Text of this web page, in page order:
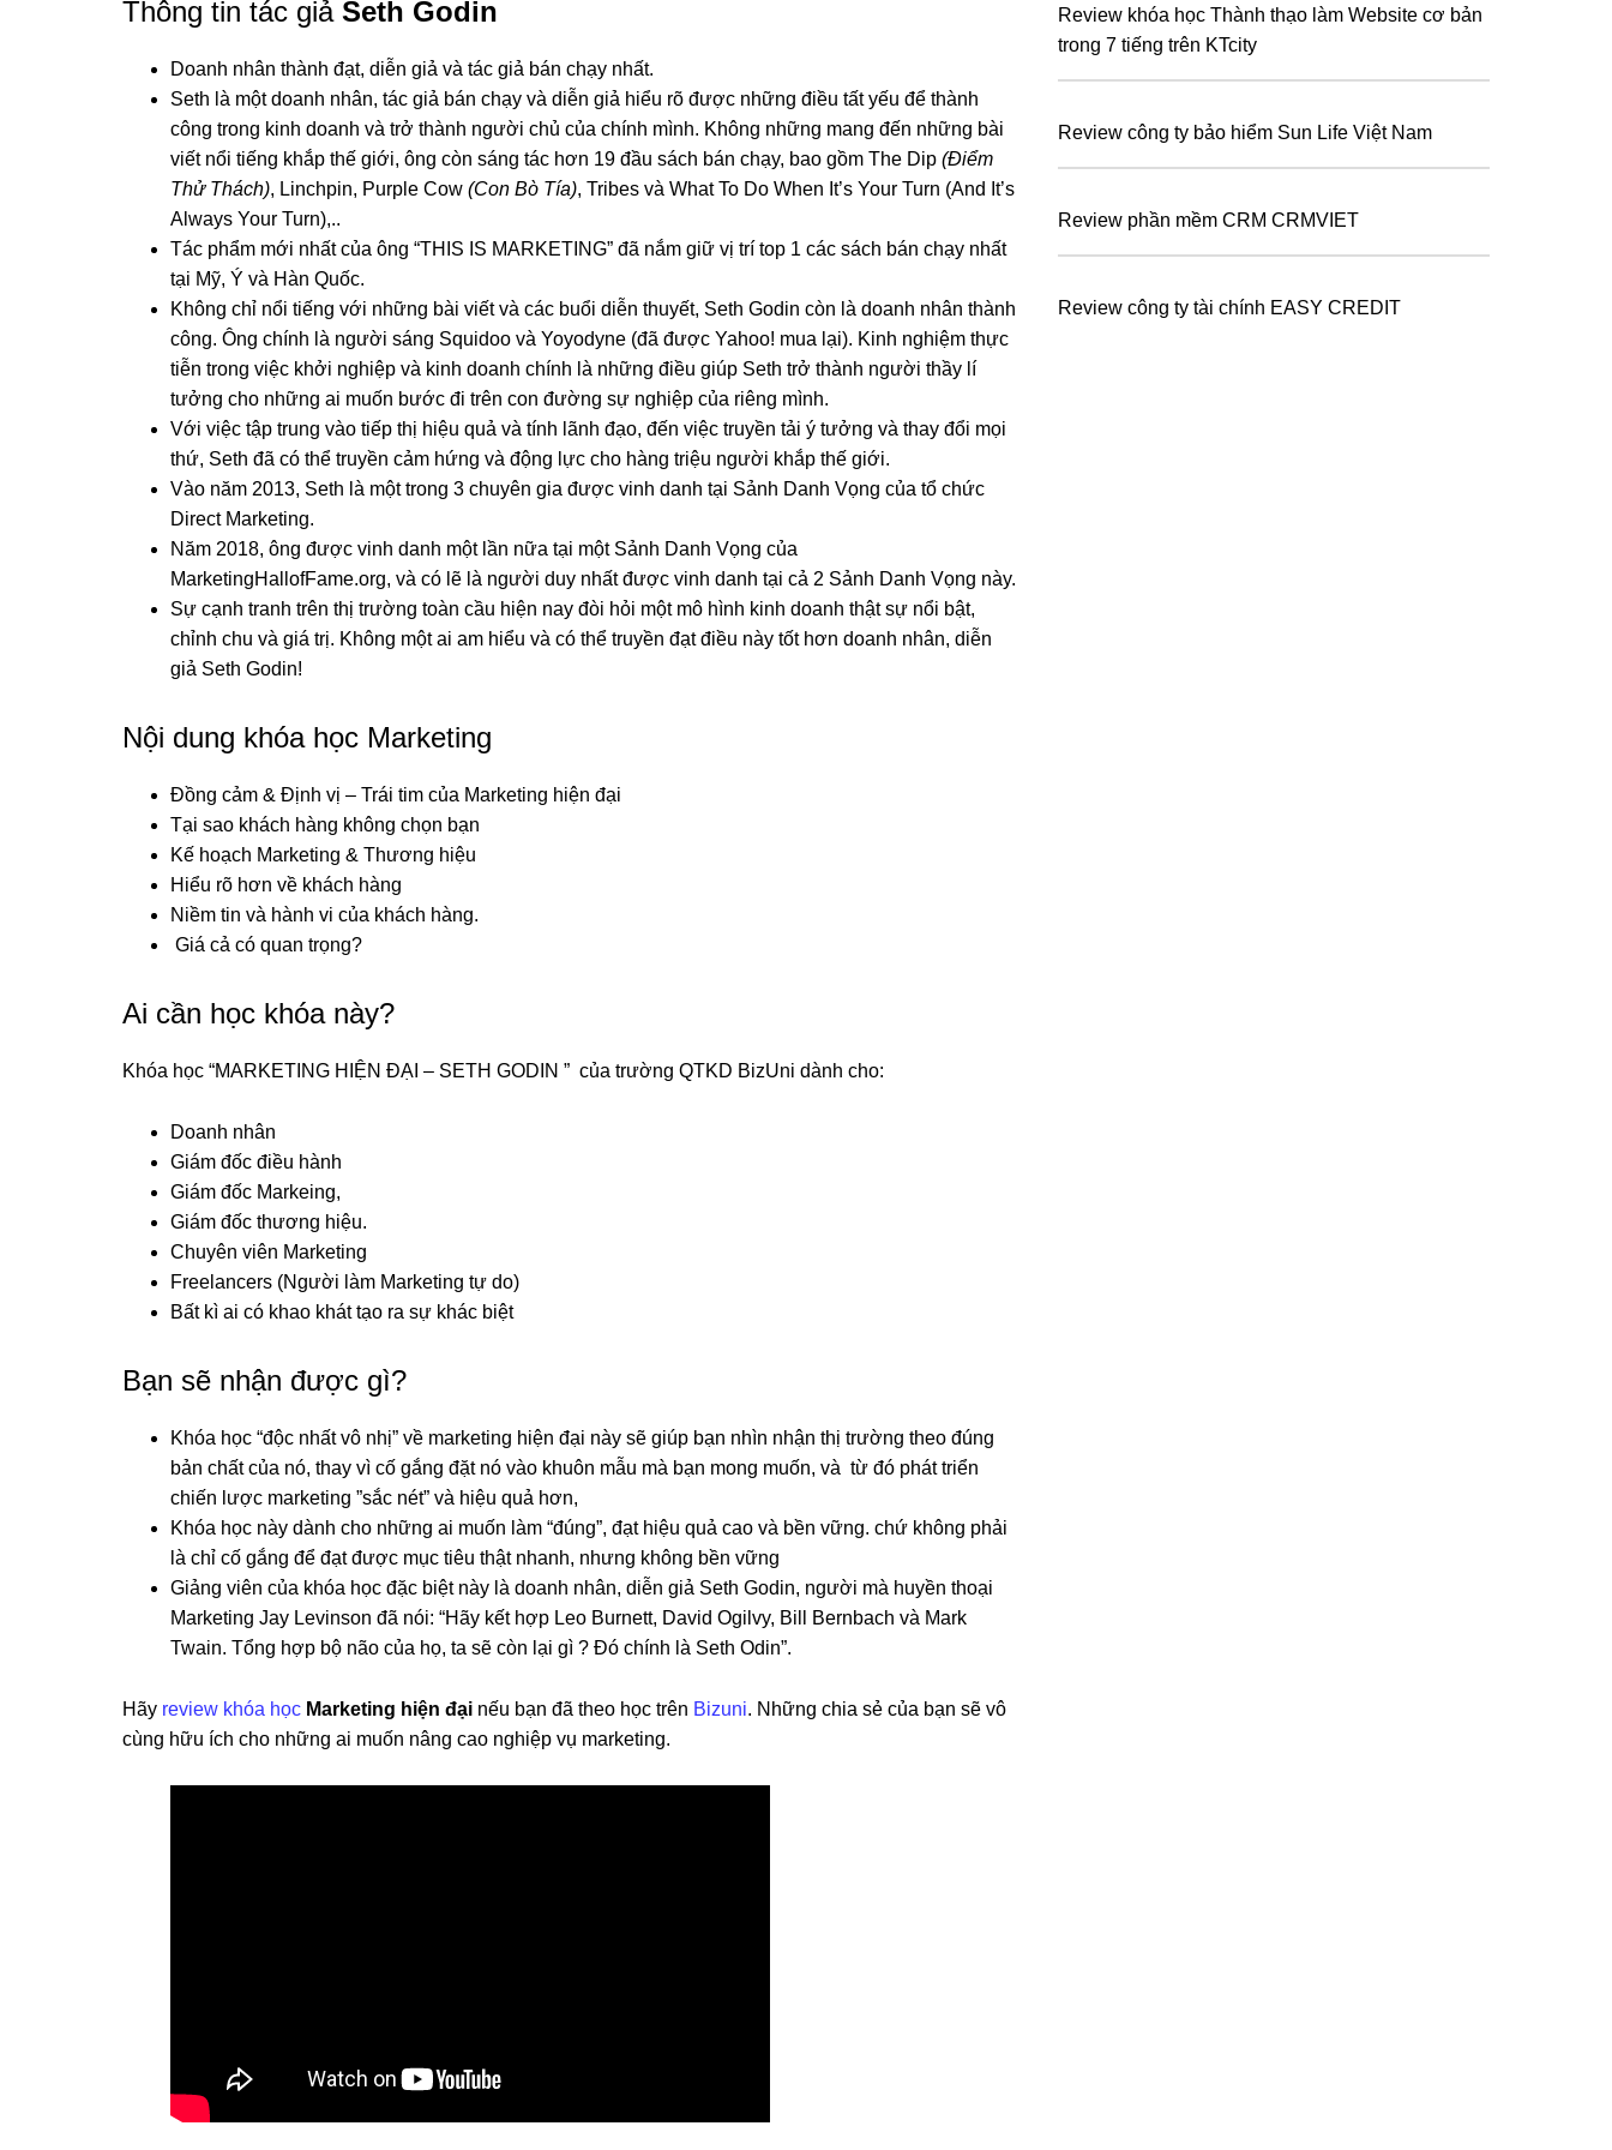
Thông tin tác giả Seth Godin
Doanh nhân thành đạt, diễn giả và tác giả bán chạy nhất.
Seth là một doanh nhân, tác giả bán chạy và diễn giả hiểu rõ được những điều tất yếu để thành
công trong kinh doanh và trở thành người chủ của chính mình. Không những mang đến những bài
viết nổi tiếng khắp thế giới, ông còn sáng tác hơn 19 đầu sách bán chạy, bao gồm The Dip (Điểm
Thử Thách), Linchpin, Purple Cow (Con Bò Tía), Tribes và What To Do When It’s Your Turn (And It’s
Always Your Turn),..
Tác phẩm mới nhất của ông “THIS IS MARKETING” đã nắm giữ vị trí top 1 các sách bán chạy nhất
tại Mỹ, Ý và Hàn Quốc.
Không chỉ nổi tiếng với những bài viết và các buổi diễn thuyết, Seth Godin còn là doanh nhân thành
công. Ông chính là người sáng Squidoo và Yoyodyne (đã được Yahoo! mua lại). Kinh nghiệm thực
tiễn trong việc khởi nghiệp và kinh doanh chính là những điều giúp Seth trở thành người thầy lí
tưởng cho những ai muốn bước đi trên con đường sự nghiệp của riêng mình.
Với việc tập trung vào tiếp thị hiệu quả và tính lãnh đạo, đến việc truyền tải ý tưởng và thay đổi mọi
thứ, Seth đã có thể truyền cảm hứng và động lực cho hàng triệu người khắp thế giới.
Vào năm 2013, Seth là một trong 3 chuyên gia được vinh danh tại Sảnh Danh Vọng của tổ chức
Direct Marketing.
Năm 2018, ông được vinh danh một lần nữa tại một Sảnh Danh Vọng của
MarketingHallofFame.org, và có lẽ là người duy nhất được vinh danh tại cả 2 Sảnh Danh Vọng này.
Sự cạnh tranh trên thị trường toàn cầu hiện nay đòi hỏi một mô hình kinh doanh thật sự nổi bật,
chỉnh chu và giá trị. Không một ai am hiểu và có thể truyền đạt điều này tốt hơn doanh nhân, diễn
giả Seth Godin!
Nội dung khóa học Marketing
Đồng cảm & Định vị – Trái tim của Marketing hiện đại
Tại sao khách hàng không chọn bạn
Kế hoạch Marketing & Thương hiệu
Hiểu rõ hơn về khách hàng
Niềm tin và hành vi của khách hàng.
Giá cả có quan trọng?
Ai cần học khóa này?
Khóa học “MARKETING HIỆN ĐẠI – SETH GODIN ” của trường QTKD BizUni dành cho:
Doanh nhân
Giám đốc điều hành
Giám đốc Markeing,
Giám đốc thương hiệu.
Chuyên viên Marketing
Freelancers (Người làm Marketing tự do)
Bất kì ai có khao khát tạo ra sự khác biệt
Bạn sẽ nhận được gì?
Khóa học “độc nhất vô nhị” về marketing hiện đại này sẽ giúp bạn nhìn nhận thị trường theo đúng
bản chất của nó, thay vì cố gắng đặt nó vào khuôn mẫu mà bạn mong muốn, và từ đó phát triển
chiến lược marketing ”sắc nét” và hiệu quả hơn,
Khóa học này dành cho những ai muốn làm “đúng”, đạt hiệu quả cao và bền vững. chứ không phải
là chỉ cố gắng để đạt được mục tiêu thật nhanh, nhưng không bền vững
Giảng viên của khóa học đặc biệt này là doanh nhân, diễn giả Seth Godin, người mà huyền thoại
Marketing Jay Levinson đã nói: “Hãy kết hợp Leo Burnett, David Ogilvy, Bill Bernbach và Mark
Twain. Tổng hợp bộ não của họ, ta sẽ còn lại gì ? Đó chính là Seth Odin”.
Hãy review khóa học Marketing hiện đại nếu bạn đã theo học trên Bizuni. Những chia sẻ của bạn sẽ vô
cùng hữu ích cho những ai muốn nâng cao nghiệp vụ marketing.
Review khóa học Thành thạo làm Website cơ bản
trong 7 tiếng trên KTcity
Review công ty bảo hiểm Sun Life Việt Nam
Review phần mềm CRM CRMVIET
Review công ty tài chính EASY CREDIT